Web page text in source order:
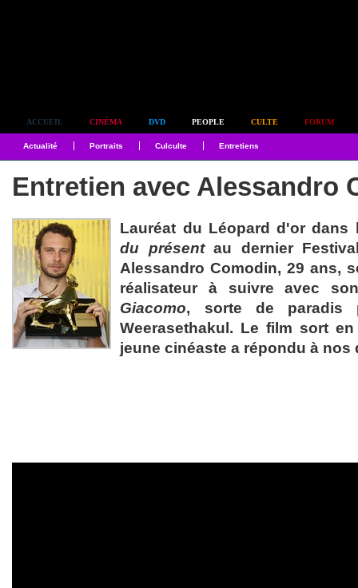
ACCUEIL CINÉMA DVD PEOPLE CULTE FORUM
Actualité Portraits Culculte Entretiens
Entretien avec Alessandro
Lauréat du Léopard d'or
du présentau dernier
Alessandro Comodin, 29 ans,
réalisateur à suivre avec
Giacomo, sorte de paradis
Weerasethakul. Le film sort
jeune cinéaste a répondu à nos